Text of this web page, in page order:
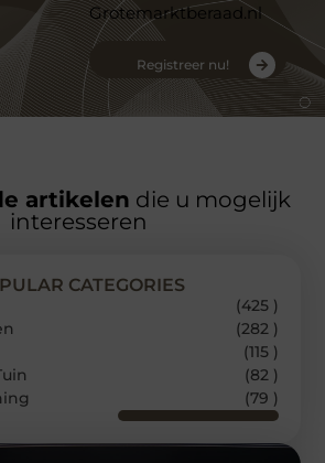
Grotemarktberaad.nl
Registreer nu!
artikelen die u mogelijk
interesseren
CATEGORIES
(425 )
(282 )
(115 )
(82 )
(79 )